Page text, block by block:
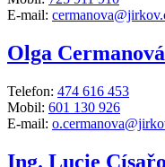
E-mail:
Olga Cermanová
Telefon: 474 616 453
Mobil: 601 130 926
E-mail:
Ing. Lucie